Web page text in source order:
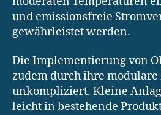
und emissionsfreie
gewährleistet werden.
Die Implementierung von
zudem durch ihre
unkompliziert. Kleine
leicht in bestehende